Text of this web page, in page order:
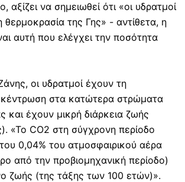
αξίζει να σημειωθεί ότι «οι υδρατμοί
θερμοκρασία της Γης» - αντίθετα, η
αυτή που ελέγχει την ποσότητα
οι υδρατμοί έχουν τη
στα κατώτερα στρώματα
και έχουν μικρή διάρκεια ζωής
«Το CO2 στη σύγχρονη περίοδο
0,04% του ατμοσφαιρικού αέρα
από την προβιομηχανική περίοδο)
ζωής (της τάξης των 100 ετών)».